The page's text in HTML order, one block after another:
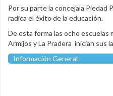
Por su parte la concejala Piedad
radica el éxito de la educación.
De esta forma las ocho escuelas
Armijos y La Pradera inician sus
Información General